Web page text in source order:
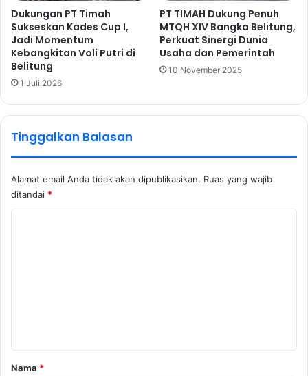
Dukungan PT Timah
Sukseskan Kades Cup I,
Jadi Momentum
Kebangkitan Voli Putri di
Belitung
1 Juli 2026
PT TIMAH Dukung Penuh
MTQH XIV Bangka Belitung,
Perkuat Sinergi Dunia
Usaha dan Pemerintah
10 November 2025
Tinggalkan Balasan
Alamat email Anda tidak akan dipublikasikan. Ruas yang wajib
ditandai *
rNama *